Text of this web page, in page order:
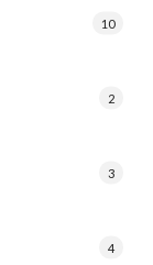
10
2
3
4